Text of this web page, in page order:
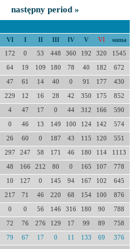
następny period »
VI I II III IV V VI suma
172 0 53 448 360 192 320 1545
64 19 109 180 78 40 182 672
47 61 14 40 0 91 177 430
229 12 16 28 42 350 175 852
4 47 17 0 44 312 166 590
0 46 13 149 100 124 142 574
26 60 0 187 43 115 120 551
297 247 58 171 46 180 114 1113
48 166 212 80 0 165 107 778
10 127 0 145 94 167 102 645
217 71 46 220 68 154 100 876
0 0 56 146 316 180 90 788
72 76 276 129 17 99 89 758
79 67 17 0 11 133 69 376